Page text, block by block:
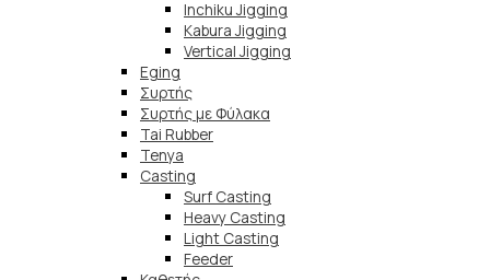
Inchiku Jigging
Kabura Jigging
Vertical Jigging
Eging
Συρτής
Συρτής με Φύλακα
Tai Rubber
Tenya
Casting
Surf Casting
Heavy Casting
Light Casting
Feeder